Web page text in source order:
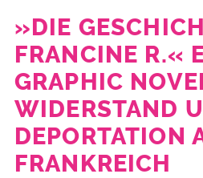
»DIE
FRANCINE R.«
GRAPHIC
WIDERSTAND
DEPORTATION
FRANKREICH